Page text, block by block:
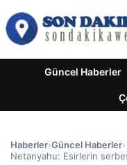
Güncel Haberler
Haberler›Güncel Haberler›
Netanyahu: Esirlerin